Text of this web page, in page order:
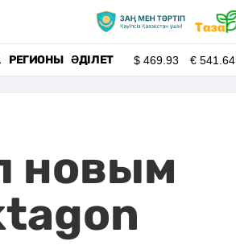
РЕГИОНЫ ӘДІЛЕТ $469.93 €541.64
новым